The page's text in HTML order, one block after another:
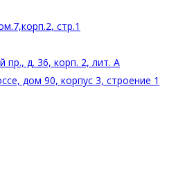
стр.1
пр., д. 36, корп. 2, лит. А
дом 90, корпус 3, строение 1